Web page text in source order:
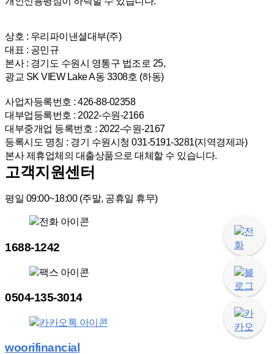
상호 : 우리파이낸셜대부(주)
대표 : 공민규
본사 : 경기도 수원시 영통구 법조로 25,
광교 SK VIEW Lake A동 3308호 (하동)
사업자등록번호 : 426-88-02358
대부업등록번호 : 2022-수원-2166
대부중개업 등록번호 : 2022-수원-2167
등록시도 명칭 : 경기 수원시청 031-5191-3281(지역경제과)
본사 제휴업체의 대출상품으로 대체할 수 있습니다.
고객지원센터
평일 09:00~18:00 (주말, 공휴일 휴무)
1688-1242
0504-135-3014
woorifinancial